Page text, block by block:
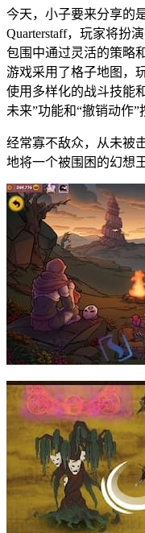
今天，小子要来分享的
Quarterstaff，玩家将扮
包围中通过灵活的策略
游戏采用了格子地图，
使用多样化的战斗技能
未来”功能和“撤销动作”
经常寡不敌众，从未被
地将一个被围困的幻想